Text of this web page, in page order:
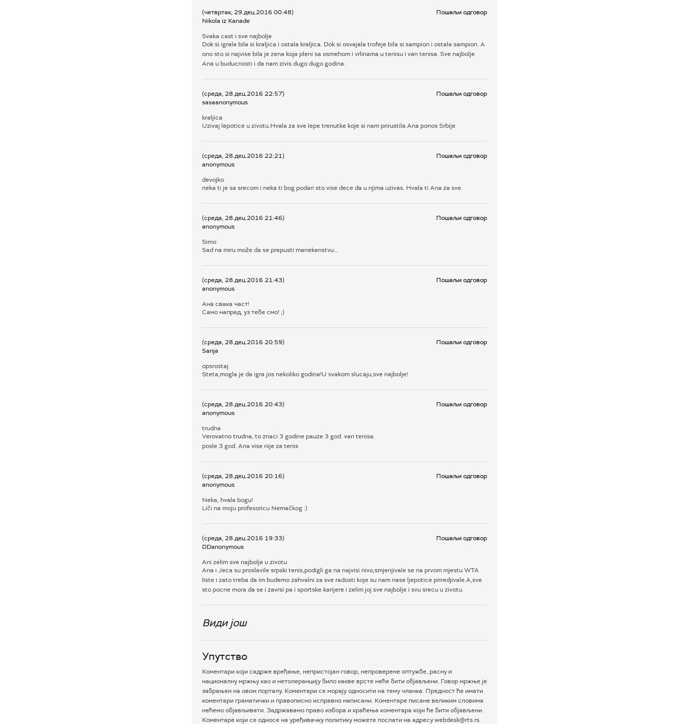
(четвртак, 29.дец.2016 00:48)
Nikola iz Kanade
Пошаљи одговор
Svaka cast i sve najbolje
Dok si igrala bila si kraljica i ostala kraljica. Dok si osvajala trofeje bila si sampion i ostala sampion. A
ono sto si najvise bila je zena koja pleni sa osmehom i vrlinama u tenisu i van tenisa. Sve najbolje
Ana u buducnosti i da nam zivis dugo dugo godina.
(среда, 28.дец.2016 22:57)
sasaanonymous
Пошаљи одговор
kraljica
Uzivaj lepotice u zivotu.Hvala za sve lepe trenutke koje si nam prirustila.Ana ponos Srbije
(среда, 28.дец.2016 22:21)
anonymous
Пошаљи одговор
devojko
neka ti je sa srecom i neka ti bog podari sto vise dece da u njima uzivas. Hvala ti Ana za sve.
(среда, 28.дец.2016 21:46)
anonymous
Пошаљи одговор
Simo
Sad na miru može da se prepusti manekenstvu...
(среда, 28.дец.2016 21:43)
anonymous
Пошаљи одговор
Ана свака част!
Само напред, уз тебе смо! ;)
(среда, 28.дец.2016 20:59)
Sanja
Пошаљи одговор
opsrostaj
Steta,mogla je da igra jos nekoliko godina!U svakom slucaju,sve najbolje!
(среда, 28.дец.2016 20:43)
anonymous
Пошаљи одговор
trudna
Verovatno trudna, to znaci 3 godine pauze 3 god. van tenisa.
posle 3 god. Ana vise nije za tenis
(среда, 28.дец.2016 20:16)
anonymous
Пошаљи одговор
Neka, hvala bogu!
Liči na moju profesoricu Nemačkog :)
(среда, 28.дец.2016 19:33)
DDanonymous
Пошаљи одговор
Ani zelim sve najbolje u zivotu
Ana i Jeca su proslavile srpski tenis,podigli ga na najvisi nivo,smjenjivale se na prvom mjestu WTA
liste i zato treba da im budemo zahvalni za sve radosti koje su nam nase ljepotice priredjivale.A,sve
sto pocne mora da se i zavrsi pa i sportske karijere i zelim joj sve najbolje i svu srecu u zivotu.
Види још
Упутство
Коментари који садрже вређање, непристојан говор, непроверене оптужбе, расну и
националну мржњу као и нетолеранцију било какве врсте неће бити објављени. Говор мржње је
забрањен на овом порталу. Коментари се морају односити на тему чланка. Предност ће имати
коментари граматички и правописно исправно написани. Коментаре писане великим словима
нећемо објављивати. Задржавамо право избора и краћења коментара који ће бити објављени.
Коментаре који се односе на уређивачку политику можете послати на адресу webdesk@rts.rs.